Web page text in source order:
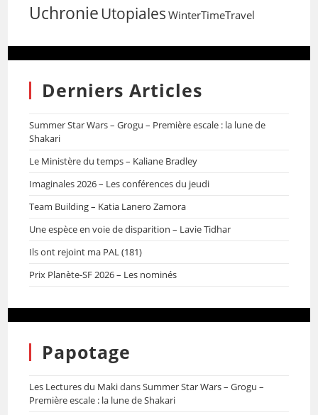
Uchronie Utopiales WinterTimeTravel
Derniers Articles
Summer Star Wars – Grogu – Première escale : la lune de
Shakari
Le Ministère du temps – Kaliane Bradley
Imaginales 2026 – Les conférences du jeudi
Team Building – Katia Lanero Zamora
Une espèce en voie de disparition – Lavie Tidhar
Ils ont rejoint ma PAL (181)
Prix Planète-SF 2026 – Les nominés
Papotage
Les Lectures du MakidansSummer Star Wars – Grogu –
Première escale : la lune de Shakari